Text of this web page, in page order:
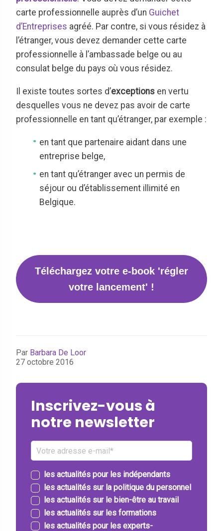
carte professionnelle auprès d’un Guichet
d’Entreprises agréé. Par contre, si vous résidez à
l’étranger, vous devez demander cette carte
professionnelle à l’ambassade belge ou au
consulat belge du pays où vous résidez.
Il existe toutes sortes d’exceptions en vertu
desquelles vous ne devez pas avoir de carte
professionnelle en tant qu’étranger, par exemple :
en tant que partenaire aidant dans une
entreprise belge,
en tant qu’étranger avec un permis de
séjour ou d’établissement illimité en
Belgique.
Téléchargez votre e-book 'régler
votre lancement' !
Par Barbara De Loor
27 octobre 2016
Inscrivez-vous à
notre newsletter
les actualités pour les indépendants
les actualités sur la politique du personnel
les actualités sur le bien-être au travail
les actualités sur les formations
les actualités pour les experts-